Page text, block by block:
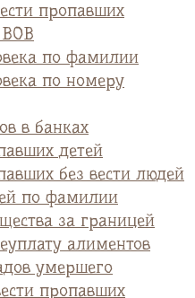
пропавших
ВОВ
по фамилии
по номеру
в банках
детей
без вести людей
по фамилии
за границей
алиментов
умершего
пропавших